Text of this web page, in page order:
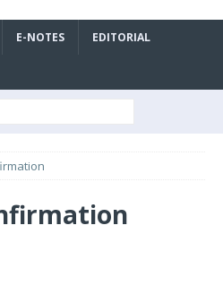
E-NOTES EDITORIAL